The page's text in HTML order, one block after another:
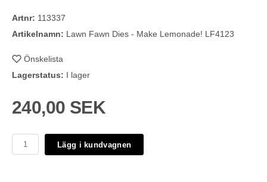
Artnr: 113337
Artikelnamn: Lawn Fawn Dies - Make Lemonade! LF4123
Önskelista
Lagerstatus: I lager
240,00 SEK
Lägg i kundvagnen